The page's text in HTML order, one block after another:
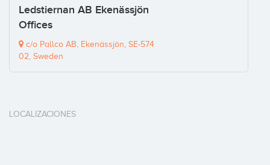
Ledstiernan AB Ekenässjön
Offices
c/o Pallco AB, Ekenässjön, SE-574
02, Sweden
LOCALIZACIONES